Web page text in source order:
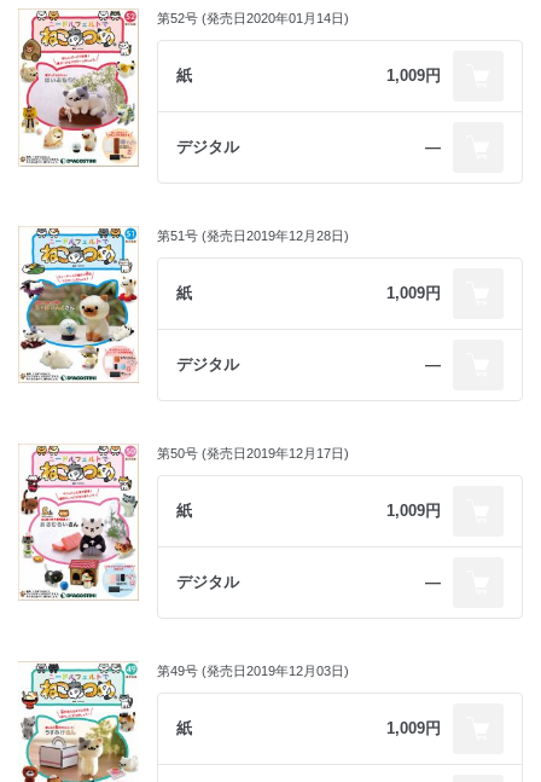
第52号 (発売日2020年01月14日)
紙 1,009円
デジタル ―
第51号 (発売日2019年12月28日)
紙 1,009円
デジタル ―
第50号 (発売日2019年12月17日)
紙 1,009円
デジタル ―
第49号 (発売日2019年12月03日)
紙 1,009円